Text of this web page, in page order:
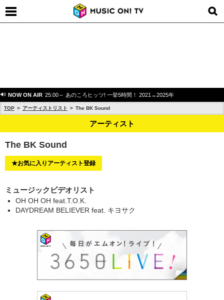
NOW ON AIR 25:00～ あのころヒッツ! 一挙5時間！ 2021→2025年
TOP アーティストリスト The BK Sound
アーティスト
The BK Sound
★お気に入りアーティスト登録
ミュージックビデオリスト
OH OH OH feat.T.O.K.
DAYDREAM BELIEVER feat. キヨサク